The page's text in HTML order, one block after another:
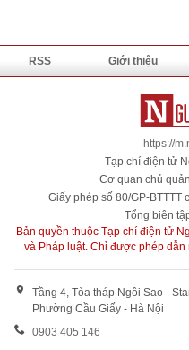
RSS Giới thiệu
https://
Tạp chí điện tử
Cơ quan chủ
Giấy phép số 80/GP-BTTTT
Tổng biên
Bản quyền thuộc Tạp chí điện tử
và Pháp luật. Chỉ được phép
Tầng 4, Tòa tháp Ngôi Sao -
Phường Cầu Giấy - Hà Nội
0903 405 146